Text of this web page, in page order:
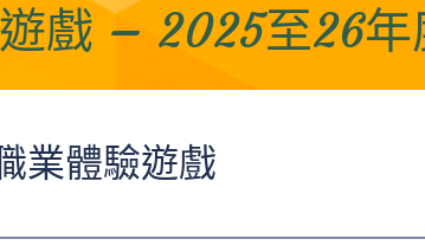
戲 – 2025至26
業體驗遊戲